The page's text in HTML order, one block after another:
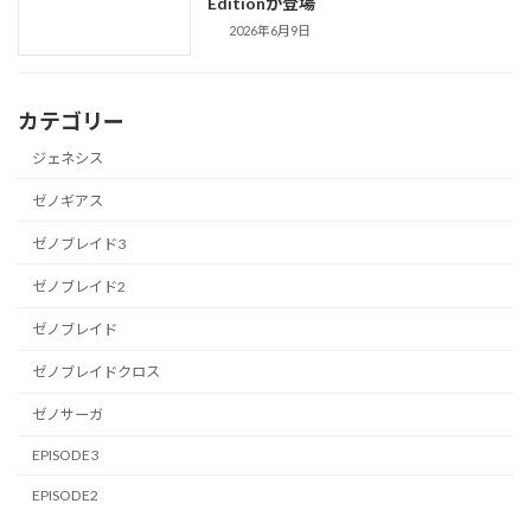
2026年6月9日
カテゴリー
ジェネシス
ゼノギアス
ゼノブレイド3
ゼノブレイド2
ゼノブレイド
ゼノブレイドクロス
ゼノサーガ
EPISODE3
EPISODE2